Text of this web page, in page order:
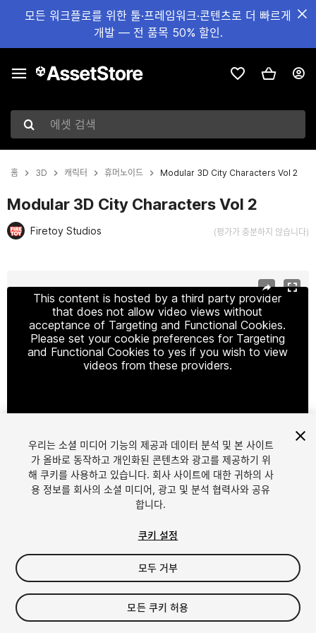
모든 워크플로를 위한 툴·프레임워크·콘텐츠로 더 빠르게
개발 — 전 품목 50% 할인.
에셋 검색
홈 3D 캐릭터 휴머노이드 Modular 3D City Characters Vol 2
Modular 3D City Characters Vol 2
Firetoy Studios (평가가 충분하지 않습니다)
This content is hosted by a third party provider
that does not allow video views without
acceptance of Targeting and Functional Cookies.
Please set your cookie preferences for Targeting
and Functional Cookies to yes if you wish to view
videos from these providers.
1/10
$19.99
세금/부가세는 결제 시 반영됩니다.
우리는 소셜 미디어 기능의 제공과 데이터 분석 및 본 사이트
가 올바로 동작하고 개인화된 콘텐츠와 광고를 제공하기 위
해 쿠키를 사용하고 있습니다. 회사 사이트에 대한 귀하의 사
용 정보를 회사의 소셜 미디어, 광고 및 분석 협력사와 공유
합니다.
쿠키 설정
모두 거부
모든 쿠키 허용